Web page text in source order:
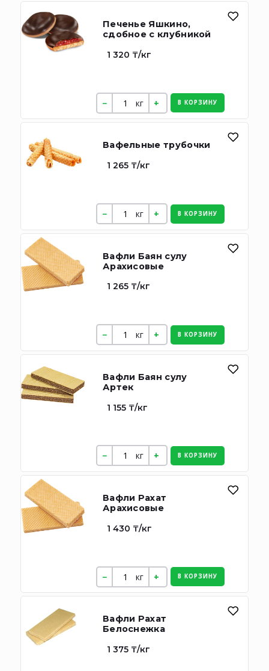
Печенье Яшкино,
сдобное с клубникой
1 320 ₸/кг
кг В КОРЗИНУ
Вафельные трубочки
1 265 ₸/кг
кг В КОРЗИНУ
Вафли Баян сулу
Арахисовые
1 265 ₸/кг
кг В КОРЗИНУ
Вафли Баян сулу
Артек
1 155 ₸/кг
кг В КОРЗИНУ
Вафли Рахат
Арахисовые
1 430 ₸/кг
кг В КОРЗИНУ
Вафли Рахат
Белоснежка
1 375 ₸/кг